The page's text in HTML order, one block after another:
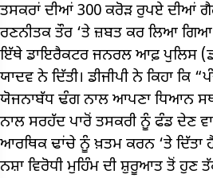
ਤਸਕਰਾਂ ਦੀਆਂ 300 ਕਰੋੜ ਰੁਪਏ ਦੀਆਂ
ਰਣਨੀਤਕ ਤੌਰ ‘ਤੇ ਜ਼ਬਤ ਕਰ ਲਿਆ ਗਿਆ
ਇੱਥੇ ਡਾਇਰੈਕਟਰ ਜਨਰਲ ਆਫ਼ ਪੁਲਿਸ
ਯਾਦਵ ਨੇ ਦਿੱਤੀ। ਡੀਜੀਪੀ ਨੇ ਕਿਹਾ ਕਿ
ਯੋਜਨਾਬੱਧ ਢੰਗ ਨਾਲ ਆਪਣਾ ਧਿਆਨ
ਨਾਲ ਸਰਹੱਦ ਪਾਰੋਂ ਤਸਕਰੀ ਨੂੰ ਫੰਡ ਦੇਣ
ਆਰਥਿਕ ਢਾਂਚੇ ਨੂੰ ਖ਼ਤਮ ਕਰਨ ‘ਤੇ ਦਿੱਤਾ
ਨਸ਼ਾ ਵਿਰੋਧੀ ਮੁਹਿੰਮ ਦੀ ਸ਼ੁਰੂਆਤ ਤੋਂ ਹੁਣ